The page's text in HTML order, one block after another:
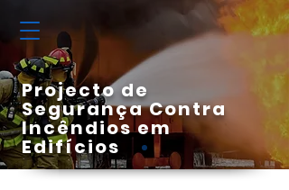
Projecto de
Segurança Contra
Incêndios em
Edifícios